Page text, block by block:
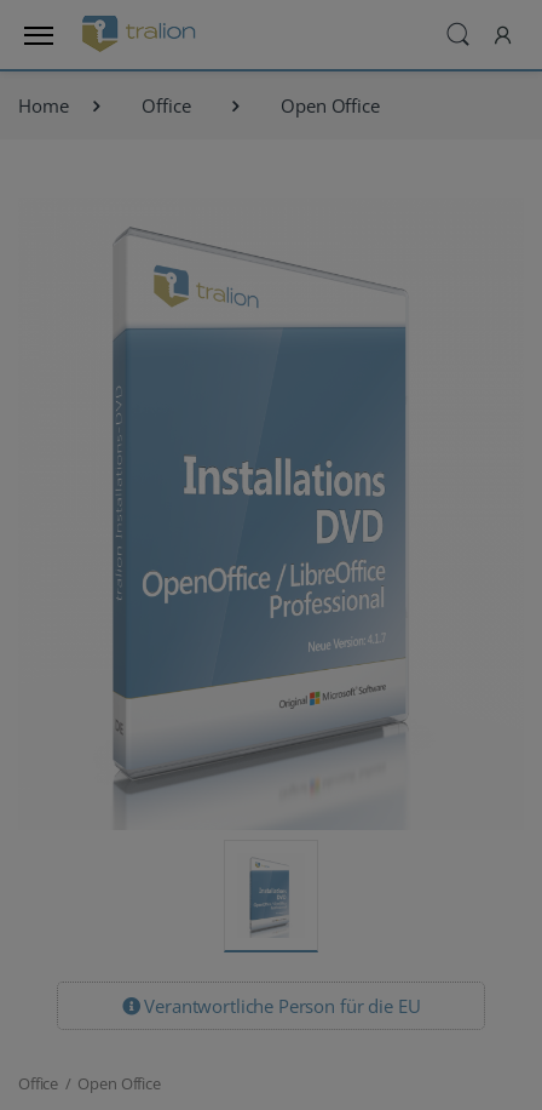
Home Office Open Office
Verantwortliche Person für die EU
Office / Open Office